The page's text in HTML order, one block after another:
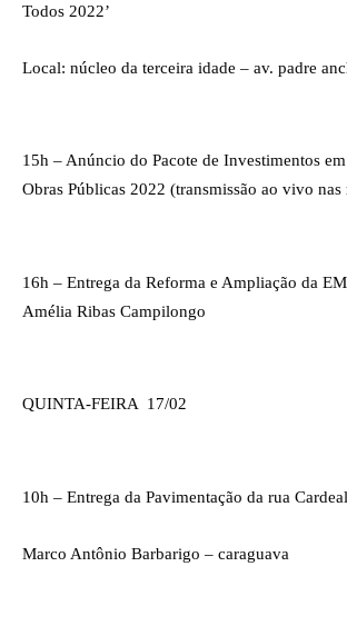
Todos 2022’
Local: núcleo da terceira idade – av. padre
15h – Anúncio do Pacote de Investimentos
Obras Públicas 2022 (transmissão ao vivo nas
16h – Entrega da Reforma e Ampliação da
Amélia Ribas Campilongo
QUINTA-FEIRA  17/02
10h – Entrega da Pavimentação da rua Cardeal
Marco Antônio Barbarigo – caraguava